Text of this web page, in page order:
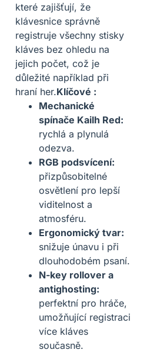
které zajišťují, že
klávesnice správně
registruje všechny stisky
kláves bez ohledu na
jejich počet, což je
důležité například při
hraní her.Klíčové :
Mechanické
spínače Kailh Red:
rychlá a plynulá
odezva.
RGB podsvícení:
přizpůsobitelné
osvětlení pro lepší
viditelnost a
atmosféru.
Ergonomický tvar:
snižuje únavu i při
dlouhodobém psaní.
N-key rollover a
antighosting:
perfektní pro hráče,
umožňující registraci
více kláves
současně.